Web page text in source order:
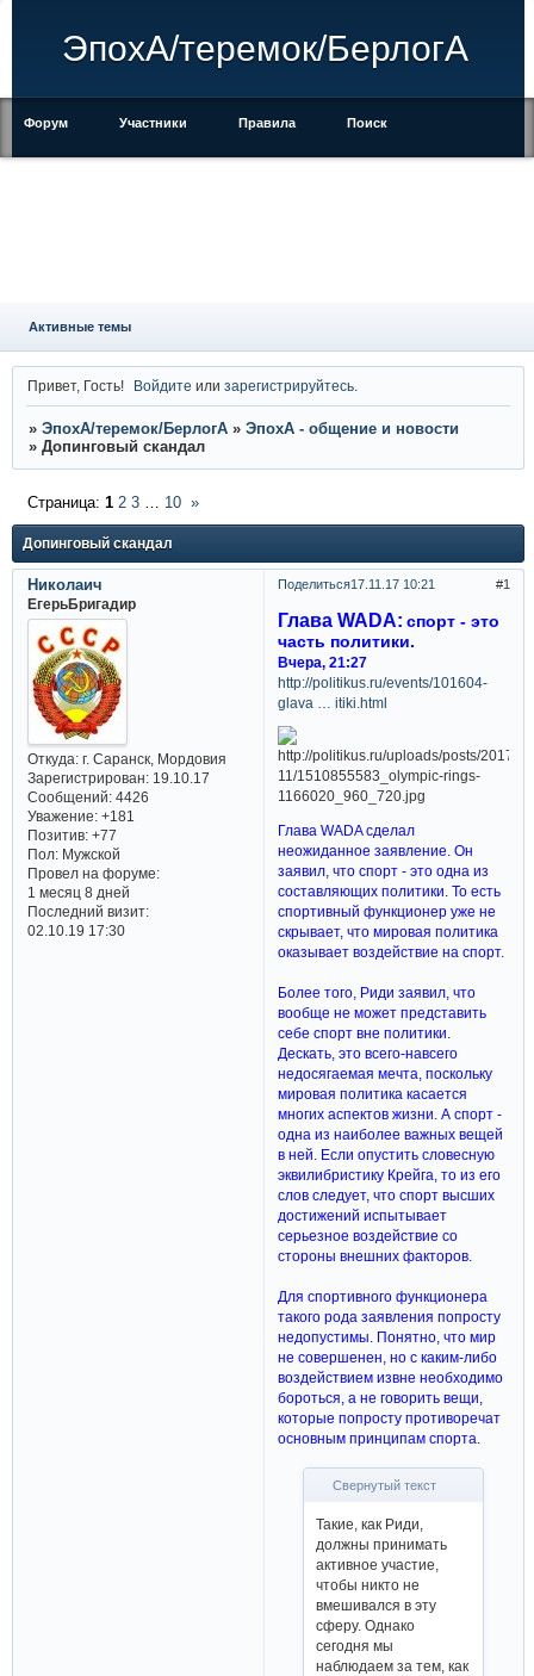
ЭпохА/теремок/БерлогА
Форум Участники Правила Поиск
Активные темы
Привет, Гость! Войдите илизарегистрируйтесь
» ЭпохА/теремок/БерлогА » ЭпохА - общение и новости
» Допинговый скандал
Допинговый скандал
Страница: 1 2 3 … 10 »
Поделиться 1
17.11.17 10:21
Николаич
ЕгерьБригадир
Откуда:г. Саранск, Мордовия
Зарегистрирован: 19.10.17
Сообщений:4426
Уважение: +181
Позитив: +77
Пол:Мужской
Провел на форуме:
1 месяц 8 дней
Последний визит:
02.10.19 17:30
Глава WADA: спорт - это
часть политики.
Вчера, 21:27
http://politikus.ru/events/101604-
glava … itiki.html
Глава WADA сделал
неожиданное заявление. Он
заявил, что спорт - это одна из
составляющих политики. То есть
спортивный функционер уже не
скрывает, что мировая политика
оказывает воздействие на спорт.
Более того, Риди заявил, что
вообще не может представить
себе спорт вне политики.
Дескать, это всего-навсего
недосягаемая мечта, поскольку
мировая политика касается
многих аспектов жизни. А спорт -
одна из наиболее важных вещей
в ней. Если опустить словесную
эквилибристику Крейга, то из его
слов следует, что спорт высших
достижений испытывает
серьезное воздействие со
стороны внешних факторов.
Для спортивного функционера
такого рода заявления попросту
недопустимы. Понятно, что мир
не совершенен, но с каким-либо
воздействием извне необходимо
бороться, а не говорить вещи,
которые попросту противоречат
основным принципам спорта.
Свернутый текст
Такие, как Риди,
должны принимать
активное участие,
чтобы никто не
вмешивался в эту
сферу. Однако
сегодня мы
наблюдаем за тем, как